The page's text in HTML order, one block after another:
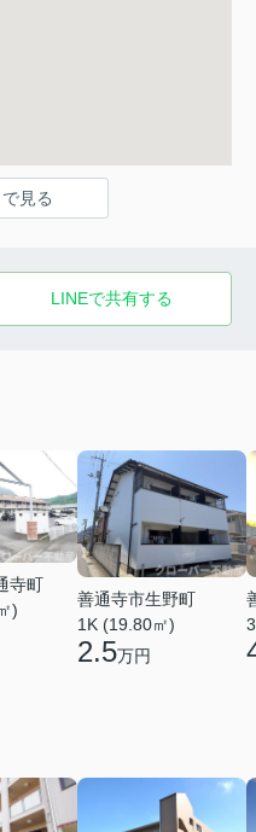
見る
LINEで共有する
寺町
)
善通寺市生野町
1K (19.80㎡)
2.5万円